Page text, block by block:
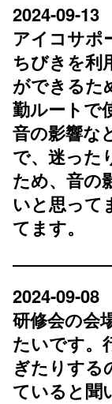
2024-09-
アイコサポ
ちびきを利
ができるた
勤ルートで
音の影響な
で、迷った
ため、音の
いと思って
てます。
2024-09-
研修会の会
たいです。
ぎたりする
ていると聞